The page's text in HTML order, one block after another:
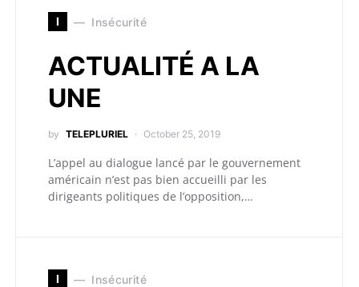
I Insécurité
ACTUALITÉ A LA
UNE
by TELEPLURIEL October 25, 2019
L’appel au dialogue lancé par le gouvernement
américain n’est pas bien accueilli par les
dirigeants politiques de l’opposition,…
I Insécurité